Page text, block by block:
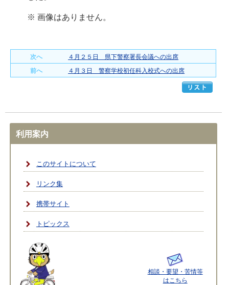
※ 画像はありません。
次へ
４月２５日 県下警察署長会議への出席
前へ
４月３日 警察学校初任科入校式への出席
利用案内
このサイトについて
リンク集
携帯サイト
トピックス
相談・要望・苦情等
はこちら